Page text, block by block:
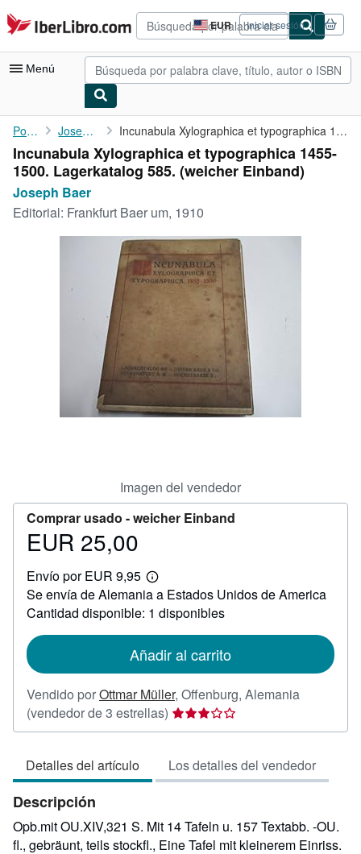
Pasar al contenido principal
IberLibro.com EUR
Preferencias
de
compra
del
Iniciar sesión
Menú
Mi cuenta
Consultar mis pedidos
Búsqueda avanzada
Colecciones
Arte y coleccionismo
Comenzar a vender
CERRAR
Portada Joseph Baer Incunabula Xylographica et typographica 1455-1500. Lagerkatalog ...
Incunabula Xylographica et typographica 1455-
1500. Lagerkatalog 585. (weicher Einband)
Joseph Baer
Editorial: Frankfurt Baer um, 1910
Imagen del vendedor
Comprar usado -weicher Einband
Precio
25,00
EUR 25,00
Envío por EUR 9,95
Más
información
sobre
las
envío
Se envía de Alemania a Estados Unidos de America
Cantidad disponible: 1 disponibles
Añadir al carrito
Vendido porOttmar Müller, Offenburg, Alemania
(vendedor de 3 estrellas) Calificación
del
3
de
estrellas
Detalles del artículo Los detalles del vendedor
Descripción
Opb.mit OU.XIV,321 S. Mit 14 Tafeln u. 157 Textabb. -OU.
fl., gebräunt, teils stockfl., Eine Tafel mit kleinerem Einriss.